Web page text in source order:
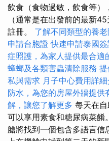
飲食（食物過敏，飲食等）
（通常是在出發前的最新
註冊。 了解不同類型的養
申請台胞證 快速申請泰國簽
症照護，為家人提供最合適
蟑螂及各類害蟲清除服務
私與需求 月子中心費用詳
防水，為您的房屋外牆提供
解，讓您了解更多 每天在
可以享用素食和糖尿病菜餚
艙將找到一個包含多語言